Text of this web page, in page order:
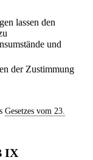
lassen den
und
der Zustimmung
Gesetzes vom 23.
IX